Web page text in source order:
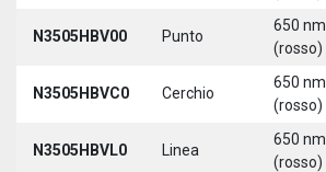
N3505HBV00 Punto
650 nm
(rosso)
N3505HBVC0 Cerchio
650 nm
(rosso)
N3505HBVL0 Linea
650 nm
(rosso)